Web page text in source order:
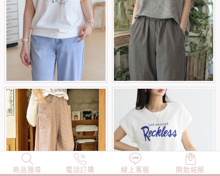
商品搜尋 電話訂購 線上客服 開始結帳
NEW 店長精選 TOP100 小編穿搭